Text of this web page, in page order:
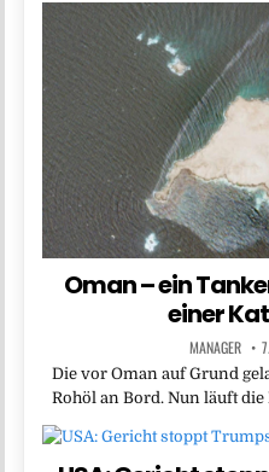
Oman – ein
einer
MANAGER
Die vor Oman auf Grund
Rohöl an Bord. Nun läuft